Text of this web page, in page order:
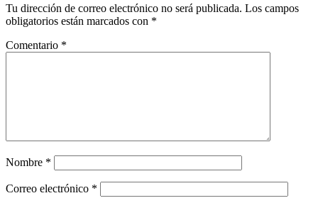
Tu dirección de correo electrónico no será publicada. Los campos
obligatorios están marcados con *
Comentario *
Nombre *
Correo electrónico *